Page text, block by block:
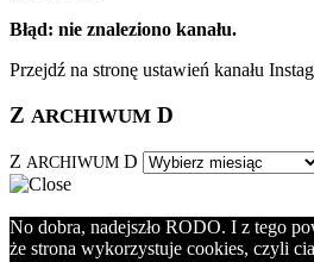
Błąd: nie znaleziono kanału.
Przejdź na stronę ustawień kanału
Z ARCHIWUM D
Z ARCHIWUM D
No dobra, nadejszło RODO. I z tego
że strona wykorzystuje cookies, czyli